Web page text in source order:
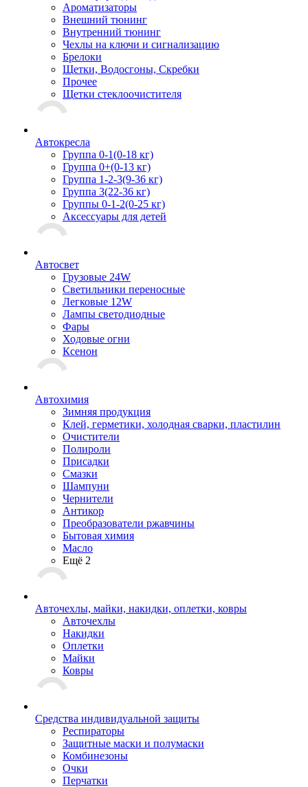
Ароматизаторы
Внешний тюнинг
Внутренний тюнинг
Чехлы на ключи и сигнализацию
Брелоки
Щетки, Водосгоны, Скребки
Прочее
Щетки стеклоочистителя
Автокресла
Группа 0-1(0-18 кг)
Группа 0+(0-13 кг)
Группа 1-2-3(9-36 кг)
Группа 3(22-36 кг)
Группы 0-1-2(0-25 кг)
Аксессуары для детей
Автосвет
Грузовые 24W
Светильники переносные
Легковые 12W
Лампы светодиодные
Фары
Ходовые огни
Ксенон
Автохимия
Зимняя продукция
Клей, герметики, холодная сварки, пластилин
Очистители
Полироли
Присадки
Смазки
Шампуни
Чернители
Антикор
Преобразователи ржавчины
Бытовая химия
Масло
Ещё 2
Авточехлы, майки, накидки, оплетки, ковры
Авточехлы
Накидки
Оплетки
Майки
Ковры
Средства индивидуальной защиты
Респираторы
Защитные маски и полумаски
Комбинезоны
Очки
Перчатки